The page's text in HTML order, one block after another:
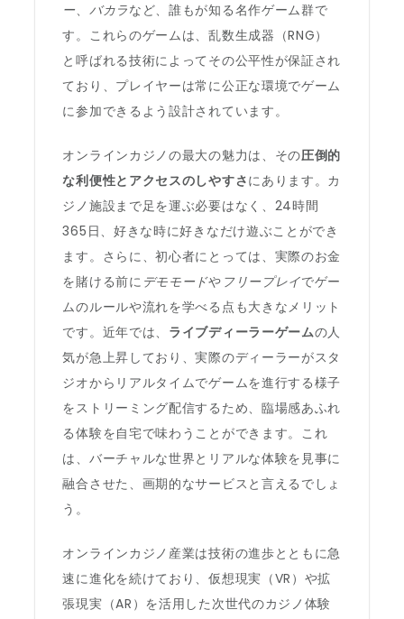
ー、 バカラなど、誰もが知る名作ゲーム群で
す。これらのゲームは、乱数生成器（RNG）
と呼ばれる技術によってその公平性が保証され
ており、プレイヤーは常に公正な環境でゲーム
に参加できるよう設計されています。
オンラインカジノの最大の魅力は、その圧倒的
な利便性とアクセスのしやすさにあります。カ
ジノ施設まで足を運ぶ必要はなく、24時間
365日、好きな時に好きなだけ遊ぶことができ
ます。さらに、初心者にとっては、実際のお金
を賭ける前に デモモードや フリープレイでゲー
ムのルールや流れを学べる点も大きなメリット
です。近年では、 ライブディーラーゲームの人
気が急上昇しており、実際のディーラーがスタ
ジオからリアルタイムでゲームを進行する様子
をストリーミング配信するため、臨場感あふれ
る体験を自宅で味わうことができます。これ
は、バーチャルな世界とリアルな体験を見事に
融合させた、画期的なサービスと言えるでしょ
う。
オンラインカジノ産業は技術の進歩とともに急
速に進化を続けており、仮想現実（VR）や拡
張現実（AR）を活用した次世代のカジノ体験